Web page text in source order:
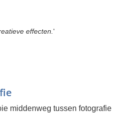
effecten. '
middenweg tussen fotografie